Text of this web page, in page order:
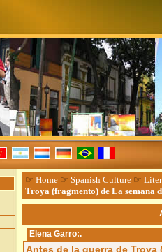
☞ Home☞ Spanish Culture☞
Troya (fragmento) de La semana
Elena Garro:.
Antes de la guerra de